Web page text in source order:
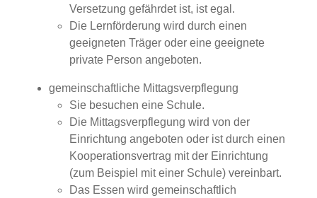
Versetzung gefährdet ist, ist egal.
Die Lernförderung wird durch einen
geeigneten Träger oder eine geeignete
private Person angeboten.
gemeinschaftliche Mittagsverpflegung
Sie besuchen eine Schule.
Die Mittagsverpflegung wird von der
Einrichtung angeboten oder ist durch einen
Kooperationsvertrag mit der Einrichtung
(zum Beispiel mit einer Schule) vereinbart.
Das Essen wird gemeinschaftlich